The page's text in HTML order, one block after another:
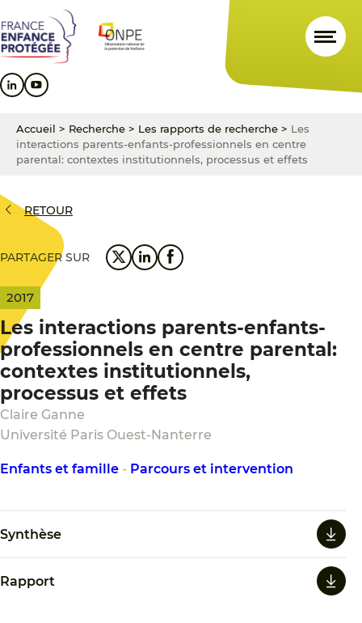
au
contenu
principal
au
menu
principal
au
pied
de
Accueil > Recherche > Les rapports de recherche > Les
interactions parents-enfants-professionnels en centre
parental: contextes institutionnels, processus et effets
RETOUR
PARTAGER SUR
2017
Les interactions parents-enfants-
professionnels en centre parental:
contextes institutionnels,
processus et effets
Claire Ganne
Université Paris Ouest-Nanterre
Enfants et famille - Parcours et intervention
Synthèse
Rapport